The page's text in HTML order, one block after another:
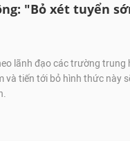
"Bỏ xét tuyển
lãnh đạo các trường
và tiến tới bỏ hình thức này